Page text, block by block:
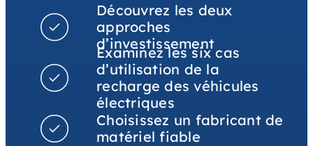
Découvrez les deux
approches
d’investissement
Examinez les six cas
d’utilisation de la
recharge des véhicules
électriques
Choisissez un fabricant de
matériel fiable